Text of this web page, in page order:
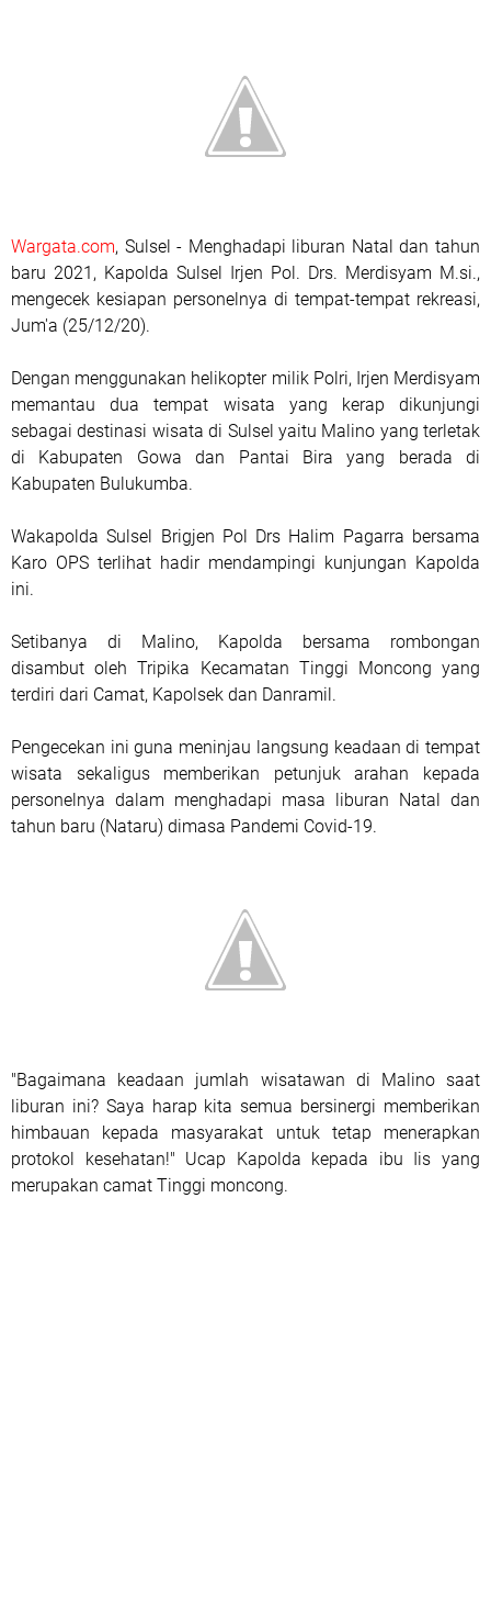
Wargata.com, Sulsel - Menghadapi liburan Natal dan tahun
baru 2021, Kapolda Sulsel Irjen Pol. Drs. Merdisyam M.si.,
mengecek kesiapan personelnya di tempat-tempat rekreasi,
Jum'a (25/12/20).
Dengan menggunakan helikopter milik Polri, Irjen Merdisyam
memantau dua tempat wisata yang kerap dikunjungi
sebagai destinasi wisata di Sulsel yaitu Malino yang terletak
di Kabupaten Gowa dan Pantai Bira yang berada di
Kabupaten Bulukumba.
Wakapolda Sulsel Brigjen Pol Drs Halim Pagarra bersama
Karo OPS terlihat hadir mendampingi kunjungan Kapolda
ini.
Setibanya di Malino, Kapolda bersama rombongan
disambut oleh Tripika Kecamatan Tinggi Moncong yang
terdiri dari Camat, Kapolsek dan Danramil.
Pengecekan ini guna meninjau langsung keadaan di tempat
wisata sekaligus memberikan petunjuk arahan kepada
personelnya dalam menghadapi masa liburan Natal dan
tahun baru (Nataru) dimasa Pandemi Covid-19.
"Bagaimana keadaan jumlah wisatawan di Malino saat
liburan ini? Saya harap kita semua bersinergi memberikan
himbauan kepada masyarakat untuk tetap menerapkan
protokol kesehatan!" Ucap Kapolda kepada ibu Iis yang
merupakan camat Tinggi moncong.